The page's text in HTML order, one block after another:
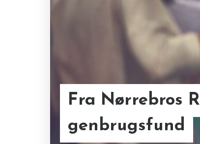
Fra Nørrebros
genbrugsfund